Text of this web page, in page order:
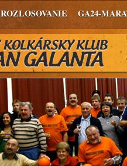
ROZLOSOVANIE GA24-